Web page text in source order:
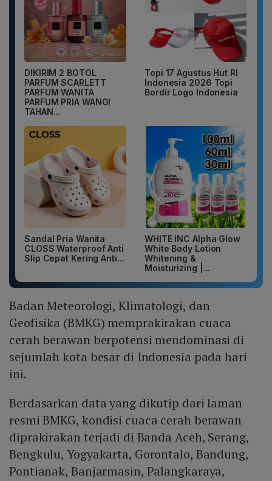
DIKIRIM 2 BOTOL
PARFUM SCARLETT
PARFUM WANITA
PARFUM PRIA WANGI
TAHAN...
Topi 17 Agustus Hut RI
Indonesia 2026 Topi
Bordir Logo Indonesia
Sandal Pria Wanita
CLOSS Waterproof Anti
Slip Cepat Kering Anti...
WHITE INC Alpha Glow
White Body Lotion
Whitening &
Moisturizing |...
Badan Meteorologi, Klimatologi, dan
Geofisika (BMKG) memprakirakan cuaca
cerah berawan berpotensi mendominasi di
sejumlah kota besar di Indonesia pada hari
ini.
Berdasarkan data yang dikutip dari laman
resmi BMKG, kondisi cuaca cerah berawan
diprakirakan terjadi di Banda Aceh, Serang,
Bengkulu, Yogyakarta, Gorontalo, Bandung,
Pontianak, Banjarmasin, Palangkaraya,